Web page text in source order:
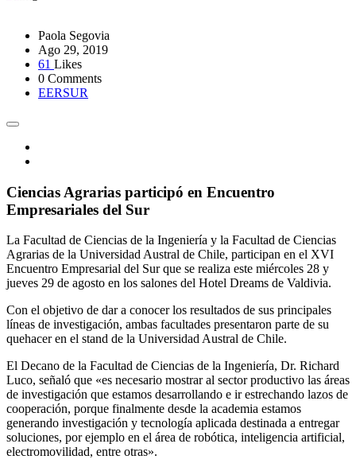
Paola Segovia
Ago 29, 2019
61 Likes
0 Comments
EERSUR
Ciencias Agrarias participó en Encuentro
Empresariales del Sur
La Facultad de Ciencias de la Ingeniería y la Facultad de Ciencias
Agrarias de la Universidad Austral de Chile, participan en el XVI
Encuentro Empresarial del Sur que se realiza este miércoles 28 y
jueves 29 de agosto en los salones del Hotel Dreams de Valdivia.
Con el objetivo de dar a conocer los resultados de sus principales
líneas de investigación, ambas facultades presentaron parte de su
quehacer en el stand de la Universidad Austral de Chile.
El Decano de la Facultad de Ciencias de la Ingeniería, Dr. Richard
Luco, señaló que «es necesario mostrar al sector productivo las áreas
de investigación que estamos desarrollando e ir estrechando lazos de
cooperación, porque finalmente desde la academia estamos
generando investigación y tecnología aplicada destinada a entregar
soluciones, por ejemplo en el área de robótica, inteligencia artificial,
electromovilidad, entre otras».